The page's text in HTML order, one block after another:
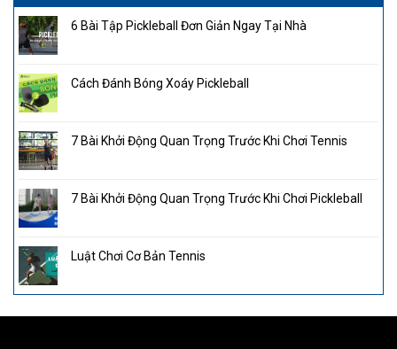
6 Bài Tập Pickleball Đơn Giản Ngay Tại Nhà
Cách Đánh Bóng Xoáy Pickleball
7 Bài Khởi Động Quan Trọng Trước Khi Chơi Tennis
7 Bài Khởi Động Quan Trọng Trước Khi Chơi Pickleball
Luật Chơi Cơ Bản Tennis